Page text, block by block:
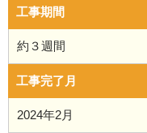
工事期間
約３週間
工事完了月
2024年2月